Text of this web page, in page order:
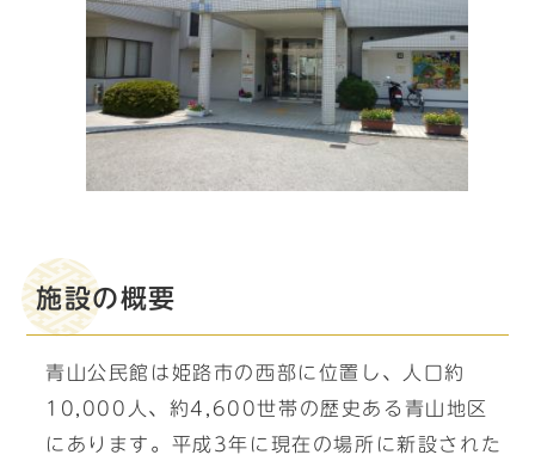
施設の概要
青山公民館は姫路市の西部に位置し、人口約
10,000人、約4,600世帯の歴史ある青山地区
にあります。平成3年に現在の場所に新設された